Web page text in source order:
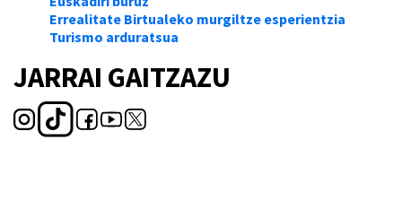
Errealitate Birtualeko murgiltze esperientzia
Turismo arduratsua
JARRAI GAITZAZU